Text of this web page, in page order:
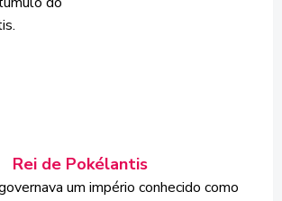
Rei de Pokélantis
um império conhecido como